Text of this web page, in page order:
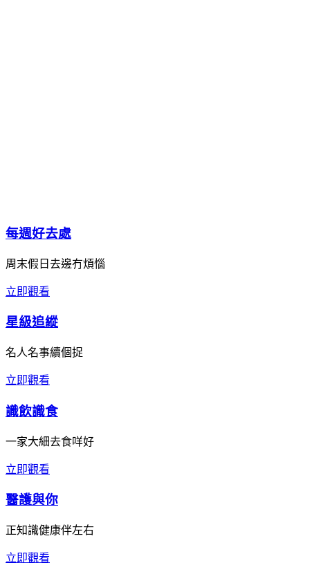
每週好去處
周末假日去邊冇煩惱
立即觀看
星級追縱
名人名事續個捉
立即觀看
識飲識食
一家大細去食咩好
立即觀看
醫護與你
正知識健康伴左右
立即觀看